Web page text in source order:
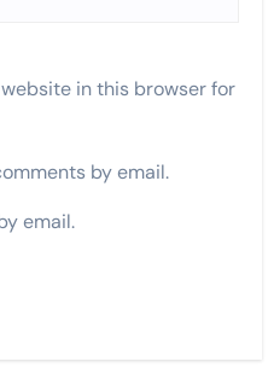
in this browser for
by email.
email.